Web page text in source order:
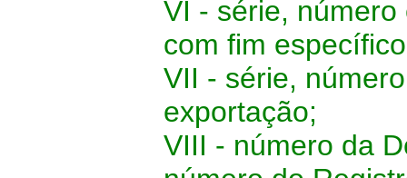
VI - série,
com fim
VII - série,
exportação;
VIII - número da